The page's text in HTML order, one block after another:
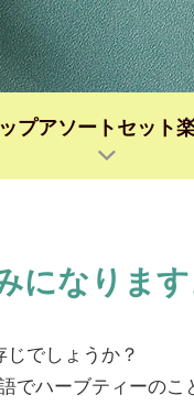
プアソートセット
になります
でしょうか？
でハーブティーのこ